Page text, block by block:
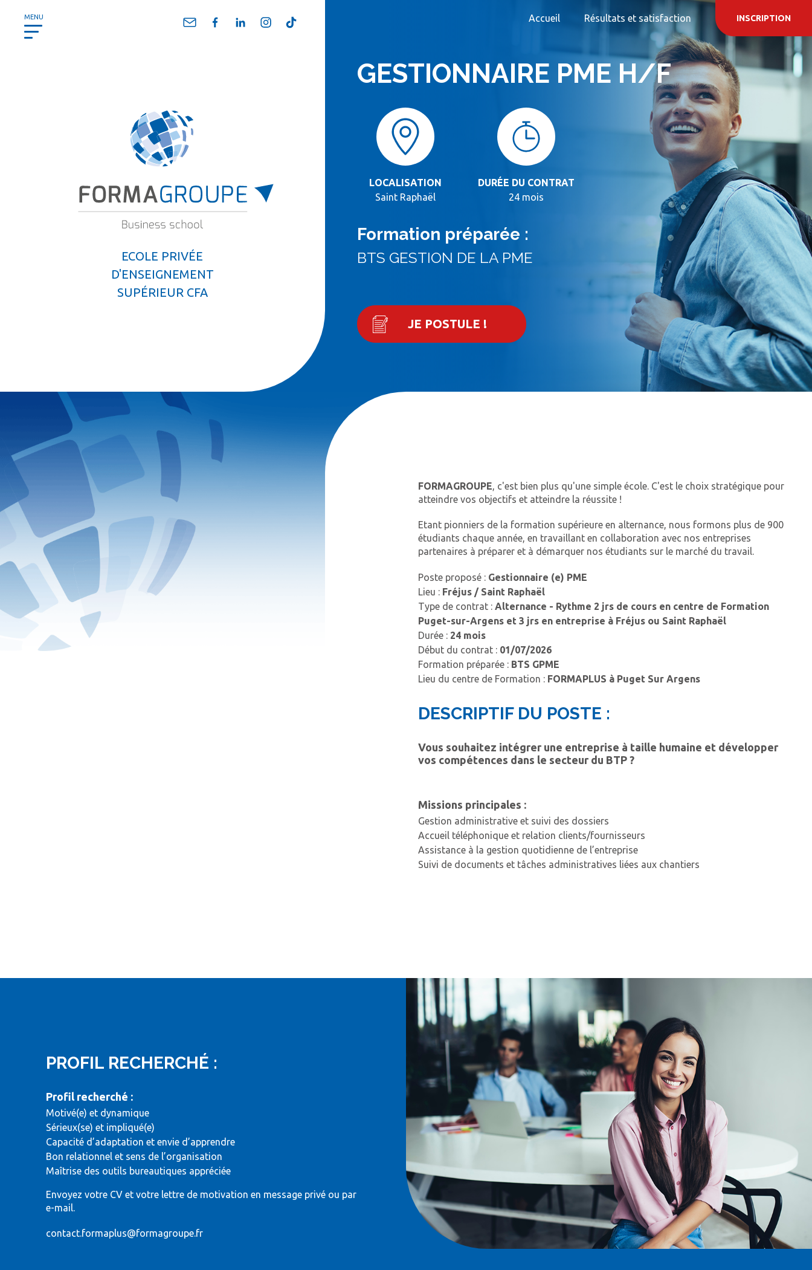
MENU Accueil Résultats et satisfaction INSCRIPTION
ECOLE PRIVÉE
D'ENSEIGNEMENT
SUPÉRIEUR CFA
GESTIONNAIRE PME H/F
LOCALISATION
Saint Raphaël
DURÉE DU CONTRAT
24 mois
Formation préparée :
BTS GESTION DE LA PME
JE POSTULE !
FORMAGROUPE, c'est bien plus qu'une simple école. C'est le choix stratégique pour
atteindre vos objectifs et atteindre la réussite !
Etant pionniers de la formation supérieure en alternance, nous formons plus de 900
étudiants chaque année, en travaillant en collaboration avec nos entreprises
partenaires à préparer et à démarquer nos étudiants sur le marché du travail.
Poste proposé : Gestionnaire (e) PME
Lieu : Fréjus / Saint Raphaël
Type de contrat : Alternance - Rythme 2 jrs de cours en centre de Formation
Puget-sur-Argens et 3 jrs en entreprise à Fréjus ou Saint Raphaël
Durée : 24 mois
Début du contrat : 01/07/2026
Formation préparée : BTS GPME
Lieu du centre de Formation : FORMAPLUS à Puget Sur Argens
DESCRIPTIF DU POSTE :
Vous souhaitez intégrer une entreprise à taille humaine et développer
vos compétences dans le secteur du BTP ?
Missions principales :
Gestion administrative et suivi des dossiers
Accueil téléphonique et relation clients/fournisseurs
Assistance à la gestion quotidienne de l’entreprise
Suivi de documents et tâches administratives liées aux chantiers
PROFIL RECHERCHÉ :
Profil recherché :
Motivé(e) et dynamique
Sérieux(se) et impliqué(e)
Capacité d’adaptation et envie d’apprendre
Bon relationnel et sens de l’organisation
Maîtrise des outils bureautiques appréciée
Envoyez votre CV et votre lettre de motivation en message privé ou par
e-mail.
contact.formaplus@formagroupe.fr